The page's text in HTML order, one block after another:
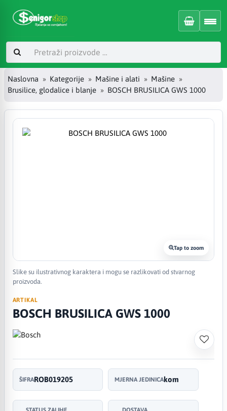
Naslovna Kategorije Mašine i alati
Mašine
Brusilice, glodalice i blanje
BOSCH BRUSILICA GWS 1000
Tap to zoom
Slike su ilustrativnog karaktera i mogu se razlikovati od stvarnog
proizvoda.
ARTIKAL
BOSCH BRUSILICA GWS 1000
ŠIFRAROB019205 MJERNA JEDINICAkom